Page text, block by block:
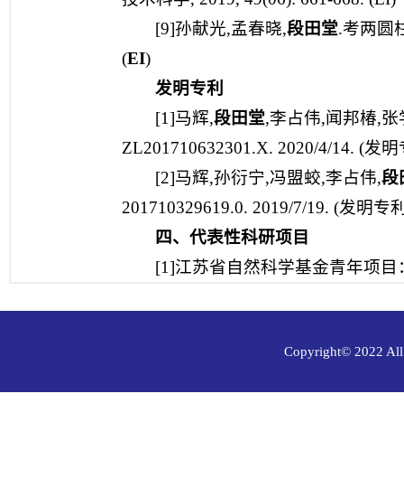
[9]孙献光,孟春晓,段田堂.考两圆
(EI)
发明专利
[1]马辉,段田堂,李占伟,闻邦椿,
ZL201710632301.X. 2020/4/14. (发
[2]马辉,孙衍宁,冯盟蛟,李占伟,段
201710329619.0. 2019/7/19. (发明专
四、代表性科研项目
[1]江苏省自然科学基金青年项目
Copyright© 2022